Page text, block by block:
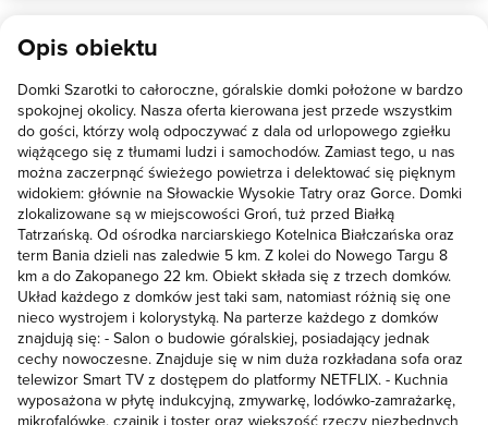
Opis obiektu
Domki Szarotki to całoroczne, góralskie domki położone w bardzo
spokojnej okolicy. Nasza oferta kierowana jest przede wszystkim
do gości, którzy wolą odpoczywać z dala od urlopowego zgiełku
wiążącego się z tłumami ludzi i samochodów. Zamiast tego, u nas
można zaczerpnąć świeżego powietrza i delektować się pięknym
widokiem: głównie na Słowackie Wysokie Tatry oraz Gorce. Domki
zlokalizowane są w miejscowości Groń, tuż przed Białką
Tatrzańską. Od ośrodka narciarskiego Kotelnica Białczańska oraz
term Bania dzieli nas zaledwie 5 km. Z kolei do Nowego Targu 8
km a do Zakopanego 22 km. Obiekt składa się z trzech domków.
Układ każdego z domków jest taki sam, natomiast różnią się one
nieco wystrojem i kolorystyką. Na parterze każdego z domków
znajdują się: - Salon o budowie góralskiej, posiadający jednak
cechy nowoczesne. Znajduje się w nim duża rozkładana sofa oraz
telewizor Smart TV z dostępem do platformy NETFLIX. - Kuchnia
wyposażona w płytę indukcyjną, zmywarkę, lodówko-zamrażarkę,
mikrofalówkę, czajnik i toster oraz większość rzeczy niezbędnych